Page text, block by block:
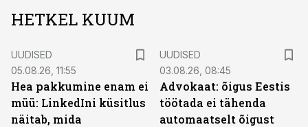
HETKEL KUUM
UUDISED
05.08.26, 11:55
Hea pakkumine enam ei
müü: LinkedIni küsitlus
näitab, mida
UUDISED
03.08.26, 08:45
Advokaat: õigus Eestis
töötada ei tähenda
automaatselt õigust